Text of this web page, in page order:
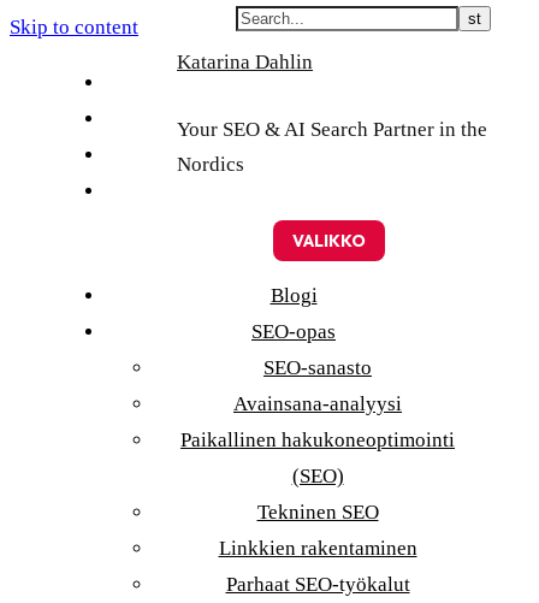
Skip to content
Katarina Dahlin
Your SEO & AI Search Partner in the
Nordics
VALIKKO
Blogi
SEO-opas
SEO-sanasto
Avainsana-analyysi
Paikallinen hakukoneoptimointi
(SEO)
Tekninen SEO
Linkkien rakentaminen
Parhaat SEO-työkalut